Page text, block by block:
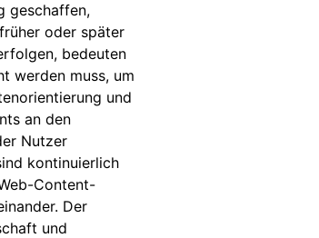
geschaffen,
oder später
bedeuten
werden muss, um
und
an den
Nutzer
kontinuierlich
Content-
Der
und